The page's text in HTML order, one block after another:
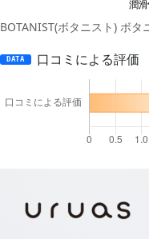
BOTANIST(ボタニスト) ボ
DATA 口コミによる評価